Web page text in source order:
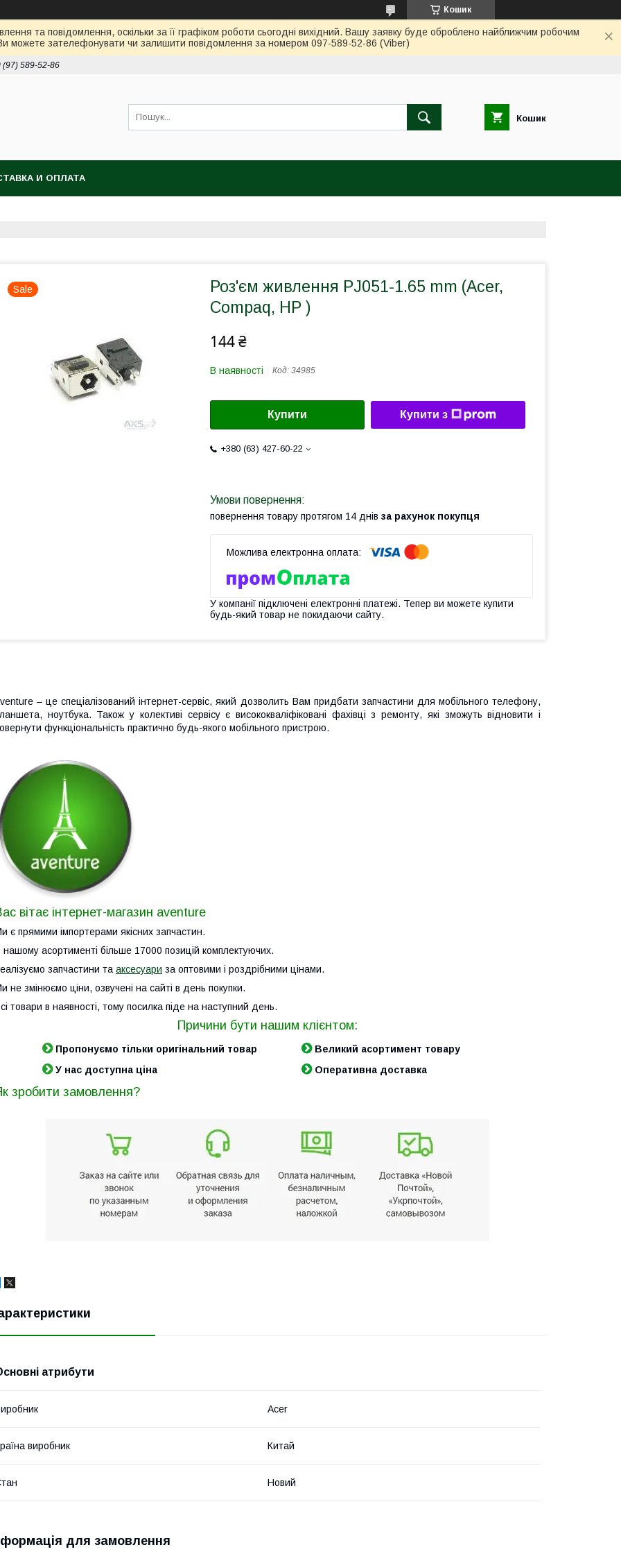
Кошик
та повідомлення, оскільки за її графіком роботи сьогодні вихідний. Вашу заявку буде оброблено найближчим робочим
можете зателефонувати чи залишити повідомлення за номером 097-589-52-86 (Viber)
(97) 589-52-86
Кошик
И ОПЛАТА
Sale
Роз'єм живлення PJ051-1.65 mm (Acer,
Compaq, HP )
144 ₴
В наявності Код: 34985
Купити Купити з
+380 (63) 427-60-22
повернення товару протягом 14 днів за рахунок покупця
У компанії підключені електронні платежі. Тепер ви можете купити
будь-який товар не покидаючи сайту.
– це спеціалізований інтернет-сервіс, який дозволить Вам придбати запчастини для мобільного телефону,
ноутбука. Також у колективі сервісу є висококваліфіковані фахівці з ремонту, які зможуть відновити і
функціональність практично будь-якого мобільного пристрою.
вітає інтернет-магазин aventure
є прямими імпортерами якісних запчастин.
нашому асортименті більше 17000 позицій комплектуючих.
запчастини та аксесуари за оптовими і роздрібними цінами.
не змінюємо ціни, озвучені на сайті в день покупки.
товари в наявності, тому посилка піде на наступний день.
Причини бути нашим клієнтом:
Пропонуємо тільки оригінальний товар
Великий асортимент товару
У нас доступна ціна
Оперативна доставка
зробити замовлення?
атрибути
Acer
виробник Китай
Новий
для замовлення